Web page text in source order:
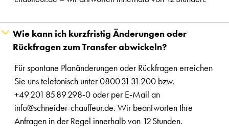
Wie kann ich kurzfristig Änderungen oder
Rückfragen zum Transfer abwickeln?
Für spontane Planänderungen oder Rückfragen erreichen
Sie uns telefonisch unter 0800 31 31 200 bzw.
+49 201 85 89 298‑0 oder per E‑Mail an
info@schneider-chauffeur.de. Wir beantworten Ihre
Anfragen in der Regel innerhalb von 12 Stunden.